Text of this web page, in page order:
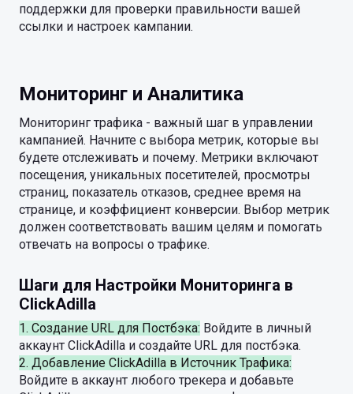
поддержки для проверки правильности вашей
ссылки и настроек кампании.
Мониторинг и Аналитика
Мониторинг трафика - важный шаг в управлении
кампанией. Начните с выбора метрик, которые вы
будете отслеживать и почему. Метрики включают
посещения, уникальных посетителей, просмотры
страниц, показатель отказов, среднее время на
странице, и коэффициент конверсии. Выбор метрик
должен соответствовать вашим целям и помогать
отвечать на вопросы о трафике.
Шаги для Настройки Мониторинга в
ClickAdilla
1. Создание URL для Постбэка: Войдите в личный
аккаунт ClickAdilla и создайте URL для постбэка.
2. Добавление ClickAdilla в Источник Трафика:
Войдите в аккаунт любого трекера и добавьте